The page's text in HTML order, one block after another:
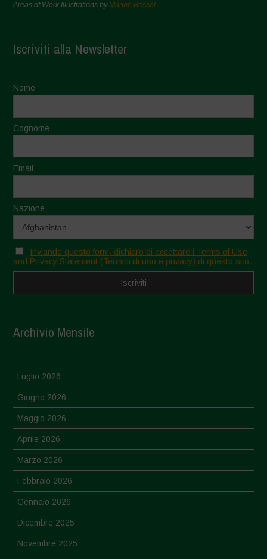
Areas of Work Illustrations byMarion Bessol
Iscriviti alla Newsletter
Nome
Cognome
Email
Nazione
Inviando questo form, dichiaro di accettare i Terms of Use
and Privacy Statement (Termini di uso e privacy) di questo sito.
Archivio Mensile
Luglio 2026
Giugno 2026
Maggio 2026
Aprile 2026
Marzo 2026
Febbraio 2026
Gennaio 2026
Dicembre 2025
Novembre 2025